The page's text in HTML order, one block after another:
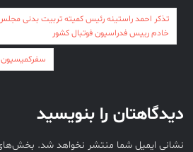
راهبری
نوشته
تذکر احمد راستینه رئیس کمیته تربیت بدنی
خادم رییس فدراسیون فوتبال کشور
سفرکمیسیون
دیدگاهتان را بنویسید
نشانی ایمیل شما منتشر نخواهد شد. بخش‌های